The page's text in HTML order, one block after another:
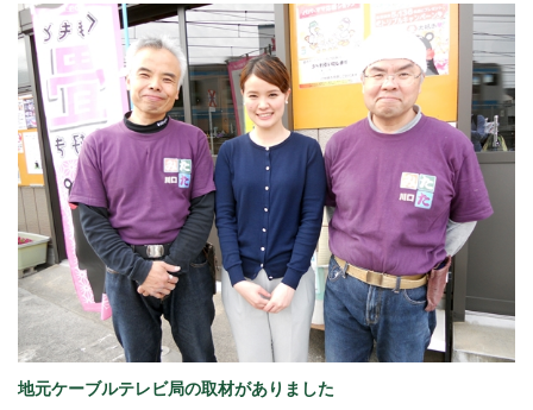
地元ケーブルテレビ局の取材がありました